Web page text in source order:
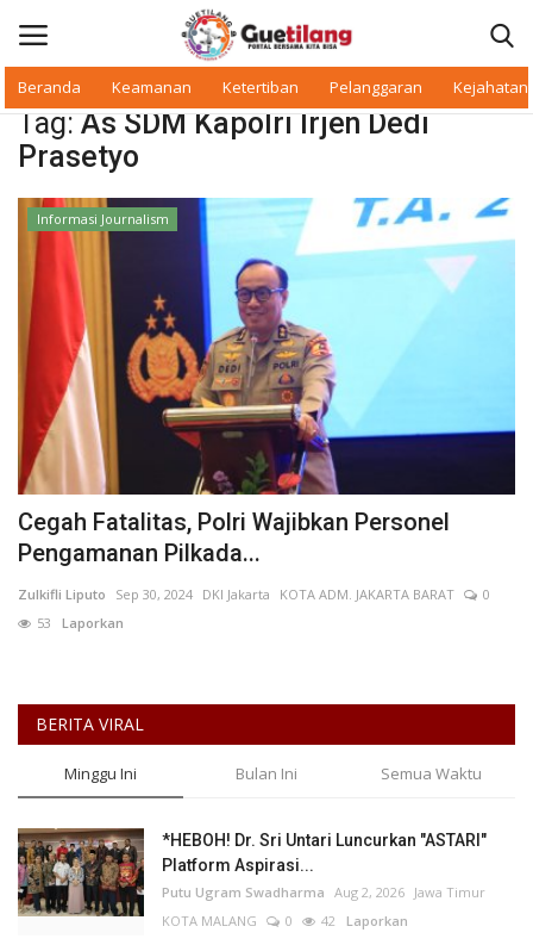
Beranda Keamanan Ketertiban Pelanggaran Kejahatan
Masuk Daftar
Beranda
Daerah
Makan Bergizi
Warkop Digital
Pelanggaran
Ketertiban
Kejahatan
Cybers Event
Ekonomi
Tag: As SDM Kapolri Irjen Dedi
Prasetyo
Informasi Journalism
Cegah Fatalitas, Polri Wajibkan Personel
Pengamanan Pilkada...
Zulkifli Liputo Sep 30, 2024 DKI Jakarta KOTA ADM. JAKARTA BARAT
0
53 Laporkan
BERITA VIRAL
Minggu Ini Bulan Ini Semua Waktu
*HEBOH! Dr. Sri Untari Luncurkan "ASTARI"
Platform Aspirasi...
Putu Ugram Swadharma Aug 2, 2026 Jawa Timur
KOTA MALANG
0 42 Laporkan